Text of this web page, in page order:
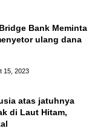
Bank Meminta
ulang dana
15, 2023
atas jatuhnya
di Laut Hitam,